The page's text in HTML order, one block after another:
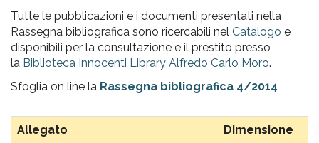
Tutte le pubblicazioni e i documenti presentati nella
Rassegna bibliografica sono ricercabili nel Catalogo e
disponibili per la consultazione e il prestito presso
la Biblioteca Innocenti Library Alfredo Carlo Moro.
Sfoglia on line la Rassegna bibliografica 4/2014
Allegato Dimensione